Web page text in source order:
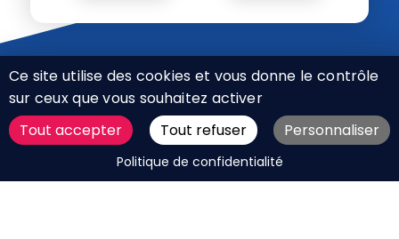
DEMANDER UN DEVIS
CHARTE RÉSEAUX SOCIAUX
MENTIONS LÉGALES
Ce site utilise des cookies et vous donne le contrôle
sur ceux que vous souhaitez activer
Tout accepter
Tout refuser Personnaliser
Politique de confidentialité